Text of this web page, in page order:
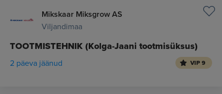
Mikskaar Miksgrow AS
Viljandimaa
TOOTMISTEHNIK (Kolga-Jaani tootmisüksus)
2 päeva jäänud VIP 9